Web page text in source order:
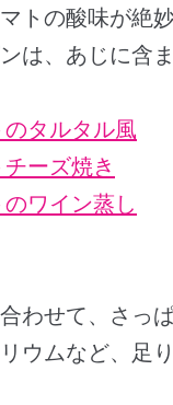
トの酸味が絶
は、あじに含
タルタル風
ーズ焼き
ワイン蒸し
わせて、さっ
ウムなど、足